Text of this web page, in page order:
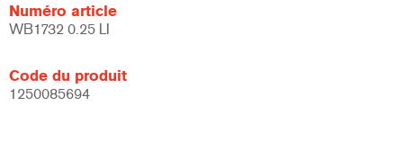
Numéro article
WB1732 0.25 LI
Code du produit
1250085694